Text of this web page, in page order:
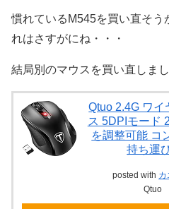
慣れているM545を買い直そう
れはさすがにね・・・
結局別のマウスを買い直しま
Qtuo 2.4G ワイ
ス 5DPIモード
を調整可能 コ
持ち運
posted with カ
Qtuo